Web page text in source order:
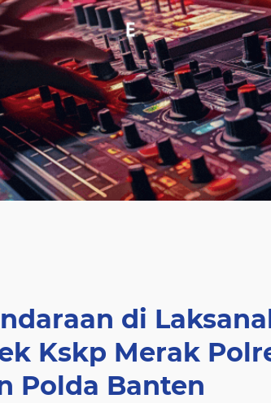
di
Kskp Merak
Polda Banten